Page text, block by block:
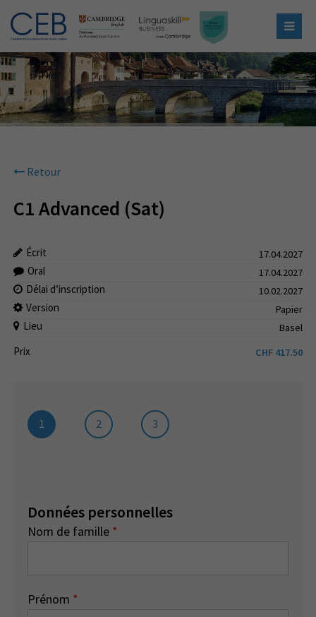
Retour
C1 Advanced (Sat)
Écrit 17.04.2027
Oral 17.04.2027
Délai d’inscription 10.02.2027
Version Papier
Lieu Basel
Prix CHF 417.50
1 2 3
Données personnelles
Nom de famille *
Prénom *